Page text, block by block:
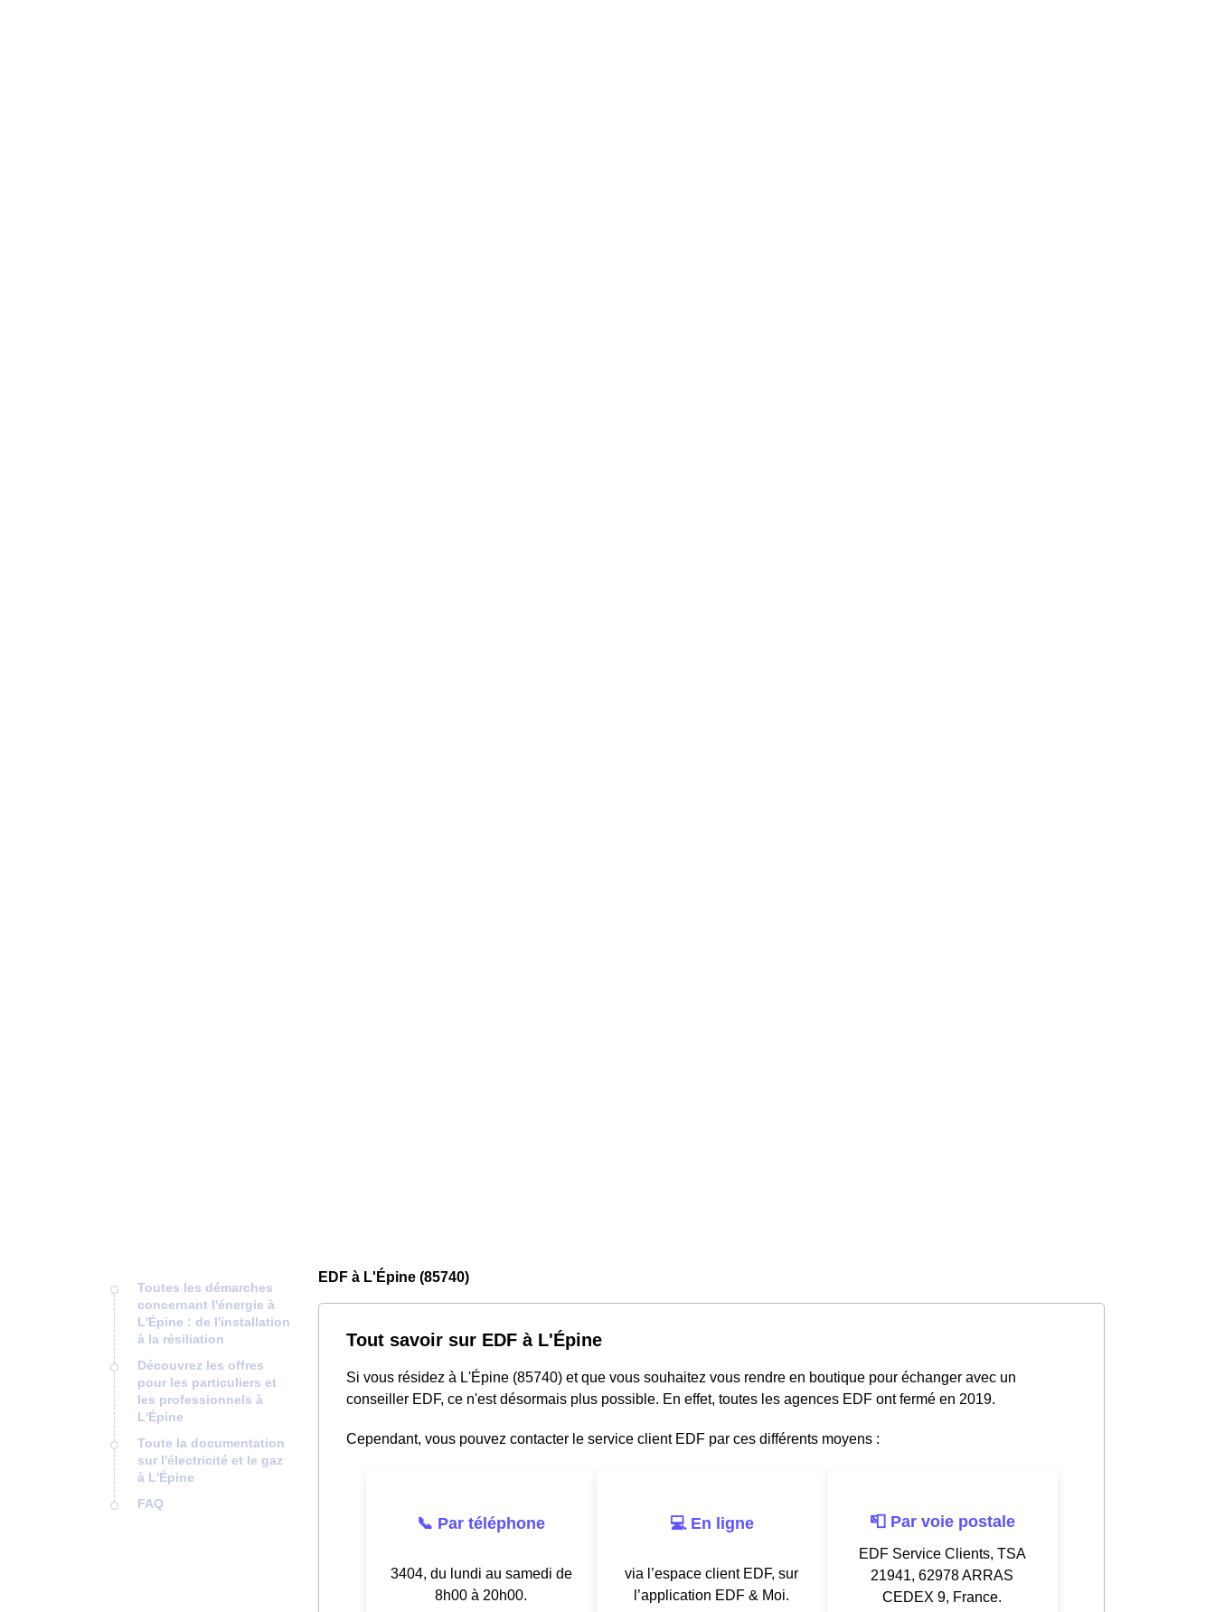
Toutes les démarches
concernant l'énergie à
L'Épine : de l'installation
à la résiliation
Découvrez les offres
pour les particuliers et
les professionnels à
L'Épine
Toute la documentation
sur l'électricité et le gaz
à L'Épine
FAQ
EDF à L'Épine (85740)
Tout savoir sur EDF à L'Épine
Si vous résidez à L'Épine (85740) et que vous souhaitez vous rendre en boutique pour échanger avec un
conseiller EDF, ce n'est désormais plus possible. En effet, toutes les agences EDF ont fermé en 2019.
Cependant, vous pouvez contacter le service client EDF par ces différents moyens :
📞 Par téléphone
3404, du lundi au samedi de
8h00 à 20h00.
💻 En ligne
via l’espace client EDF, sur
l’application EDF & Moi.
📮 Par voie postale
EDF Service Clients, TSA
21941, 62978 ARRAS
CEDEX 9, France.